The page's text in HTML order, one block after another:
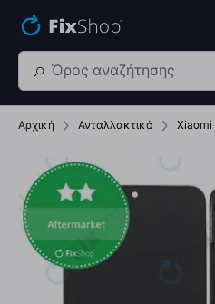
Αρχική Ανταλλακτικά Xiaomi